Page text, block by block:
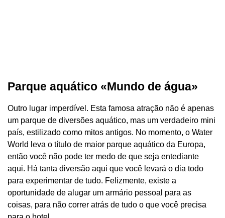
Parque aquático «Mundo de água»
Outro lugar imperdível. Esta famosa atração não é apenas
um parque de diversões aquático, mas um verdadeiro mini
país, estilizado como mitos antigos. No momento, o Water
World leva o título de maior parque aquático da Europa,
então você não pode ter medo de que seja entediante
aqui. Há tanta diversão aqui que você levará o dia todo
para experimentar de tudo. Felizmente, existe a
oportunidade de alugar um armário pessoal para as
coisas, para não correr atrás de tudo o que você precisa